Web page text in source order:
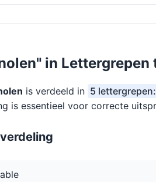
in Lettergrepen
is verdeeld in 5 lettergrepen:
is essentieel voor correcte